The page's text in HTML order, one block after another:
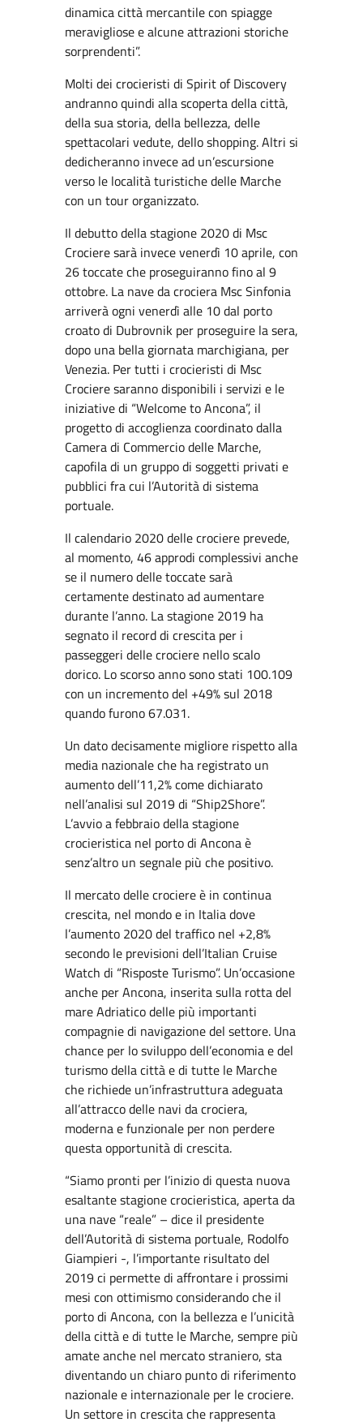
dinamica città mercantile con spiagge
meravigliose e alcune attrazioni storiche
sorprendenti”.
Molti dei crocieristi di Spirit of Discovery
andranno quindi alla scoperta della città,
della sua storia, della bellezza, delle
spettacolari vedute, dello shopping. Altri si
dedicheranno invece ad un’escursione
verso le località turistiche delle Marche
con un tour organizzato.
Il debutto della stagione 2020 di Msc
Crociere sarà invece venerdì 10 aprile, con
26 toccate che proseguiranno fino al 9
ottobre. La nave da crociera Msc Sinfonia
arriverà ogni venerdì alle 10 dal porto
croato di Dubrovnik per proseguire la sera,
dopo una bella giornata marchigiana, per
Venezia. Per tutti i crocieristi di Msc
Crociere saranno disponibili i servizi e le
iniziative di “Welcome to Ancona”, il
progetto di accoglienza coordinato dalla
Camera di Commercio delle Marche,
capofila di un gruppo di soggetti privati e
pubblici fra cui l’Autorità di sistema
portuale.
Il calendario 2020 delle crociere prevede,
al momento, 46 approdi complessivi anche
se il numero delle toccate sarà
certamente destinato ad aumentare
durante l’anno. La stagione 2019 ha
segnato il record di crescita per i
passeggeri delle crociere nello scalo
dorico. Lo scorso anno sono stati 100.109
con un incremento del +49% sul 2018
quando furono 67.031.
Un dato decisamente migliore rispetto alla
media nazionale che ha registrato un
aumento dell’11,2% come dichiarato
nell’analisi sul 2019 di “Ship2Shore”.
L’avvio a febbraio della stagione
crocieristica nel porto di Ancona è
senz’altro un segnale più che positivo.
Il mercato delle crociere è in continua
crescita, nel mondo e in Italia dove
l’aumento 2020 del traffico nel +2,8%
secondo le previsioni dell’Italian Cruise
Watch di “Risposte Turismo”. Un’occasione
anche per Ancona, inserita sulla rotta del
mare Adriatico delle più importanti
compagnie di navigazione del settore. Una
chance per lo sviluppo dell’economia e del
turismo della città e di tutte le Marche
che richiede un’infrastruttura adeguata
all’attracco delle navi da crociera,
moderna e funzionale per non perdere
questa opportunità di crescita.
“Siamo pronti per l’inizio di questa nuova
esaltante stagione crocieristica, aperta da
una nave “reale” – dice il presidente
dell’Autorità di sistema portuale, Rodolfo
Giampieri -, l’importante risultato del
2019 ci permette di affrontare i prossimi
mesi con ottimismo considerando che il
porto di Ancona, con la bellezza e l’unicità
della città e di tutte le Marche, sempre più
amate anche nel mercato straniero, sta
diventando un chiaro punto di riferimento
nazionale e internazionale per le crociere.
Un settore in crescita che rappresenta